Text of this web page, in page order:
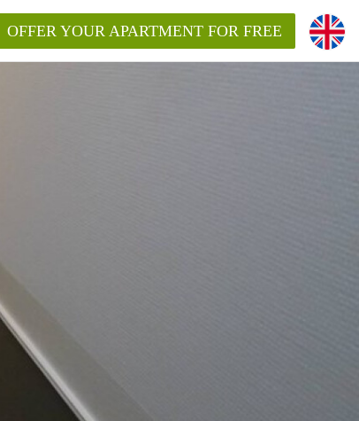
OFFER YOUR APARTMENT FOR FREE